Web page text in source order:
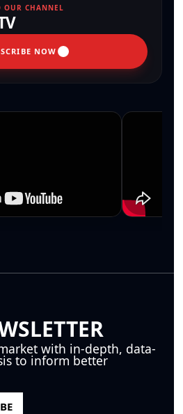
OUR CHANNEL
NOW
with in-depth, data-
to inform better